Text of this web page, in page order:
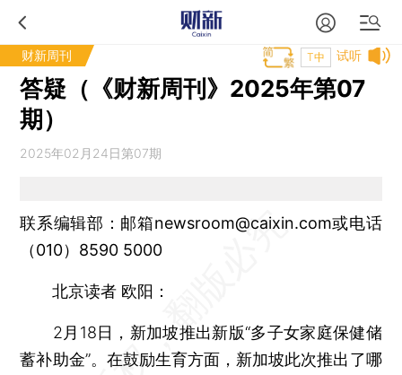
财新周刊 试听
T中
答疑（《财新周刊》2025年第07
期）
2025年02月24日第07期
联系编辑部：邮箱newsroom@caixin.com或电话
（010）8590 5000
北京读者 欧阳：
2月18日，新加坡推出新版“多子女家庭保健储
蓄补助金”。在鼓励生育方面，新加坡此次推出了哪